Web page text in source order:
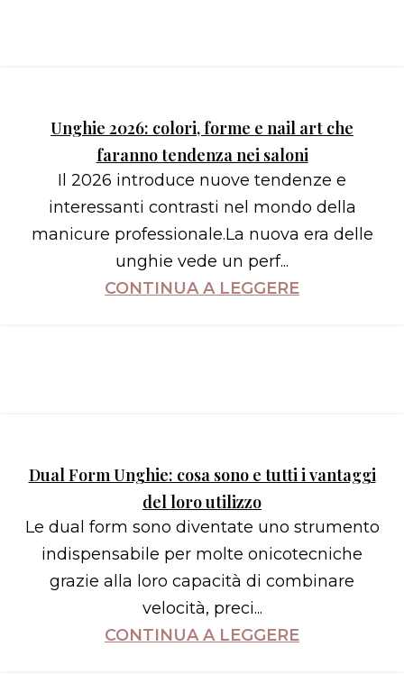
Unghie 2026: colori, forme e nail art che
faranno tendenza nei saloni
Il 2026 introduce nuove tendenze e
interessanti contrasti nel mondo della
manicure professionale.La nuova era delle
unghie vede un perf...
CONTINUA A LEGGERE
Dual Form Unghie: cosa sono e tutti i vantaggi
del loro utilizzo
Le dual form sono diventate uno strumento
indispensabile per molte onicotecniche
grazie alla loro capacità di combinare
velocità, preci...
CONTINUA A LEGGERE